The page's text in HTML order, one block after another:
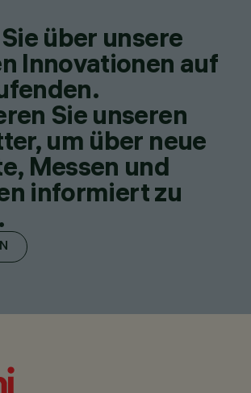
über unsere
Innovationen auf
Sie unseren
um über neue
Messen und
informiert zu